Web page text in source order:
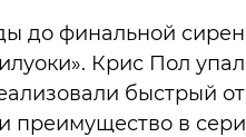
до финальной
Крис Пол
быстрый
преимущество в